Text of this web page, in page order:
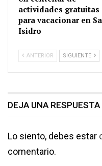
actividades gratuitas
para vacacionar en
Isidro
ANTERIOR SIGUIENTE
DEJA UNA RESPUESTA
Lo siento, debes estar
comentario.